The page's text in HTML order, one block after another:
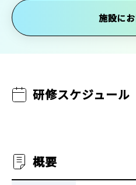
施設に
研修スケジュール
概要